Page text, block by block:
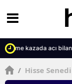
Dijital dünyada
/ Hisse